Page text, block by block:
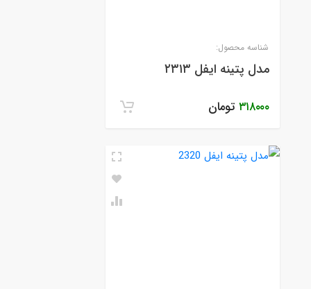
شناسه محصول:
مدل پتینه ایفل ۲۳۱۳
۳۱۸۰۰۰ تومان